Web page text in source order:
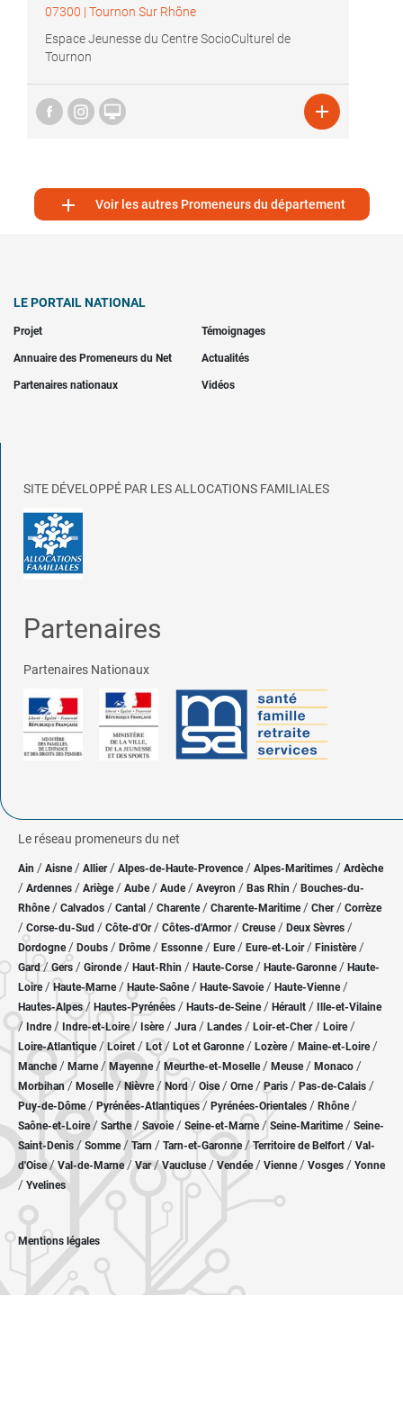
07300 | Tournon Sur Rhône
Espace Jeunesse du Centre SocioCulturel de
Tournon
 
 Voir les autres Promeneurs du département
LE PORTAIL NATIONAL
Projet Témoignages
Annuaire des Promeneurs du Net Actualités
Partenaires nationaux Vidéos
SITE DÉVELOPPÉ PAR LES ALLOCATIONS FAMILIALES
Partenaires
Partenaires Nationaux
Le réseau promeneurs du net
Ain / Aisne/ Allier/ Alpes-de-Haute-Provence / Alpes-Maritimes / Ardèche
/ Ardennes / Ariège/ Aube/ Aude / Aveyron / Bas Rhin / Bouches-du-
Rhône/ Calvados / Cantal / Charente / Charente-Maritime/ Cher / Corrèze
/ Corse-du-Sud / Côte-d'Or / Côtes-d'Armor/ Creuse/ Deux Sèvres /
Dordogne/ Doubs / Drôme/ Essonne / Eure/ Eure-et-Loir / Finistère/
Gard/Gers / Gironde/ Haut-Rhin / Haute-Corse/ Haute-Garonne/ Haute-
Loire/Haute-Marne/ Haute-Saône/ Haute-Savoie/ Haute-Vienne/
Hautes-Alpes/ Hautes-Pyrénées / Hauts-de-Seine/ Hérault / Ille-et-Vilaine
/ Indre/ Indre-et-Loire/ Isère/ Jura / Landes / Loir-et-Cher/ Loire/
Loire-Atlantique/ Loiret / Lot/ Lot et Garonne/ Lozère / Maine-et-Loire/
Manche/ Marne/ Mayenne/ Meurthe-et-Moselle/ Meuse/ Monaco /
Morbihan/ Moselle/ Nièvre / Nord/ Oise / Orne/Paris / Pas-de-Calais /
Puy-de-Dôme/ Pyrénées-Atlantiques / Pyrénées-Orientales / Rhône/
Saône-et-Loire/ Sarthe/ Savoie/ Seine-et-Marne/ Seine-Maritime/ Seine-
Saint-Denis /Somme/ Tarn / Tarn-et-Garonne/Territoire de Belfort / Val-
d'Oise/ Val-de-Marne/Var/Vaucluse/ Vendée/ Vienne/ Vosges / Yonne
/ Yvelines
Mentions légales